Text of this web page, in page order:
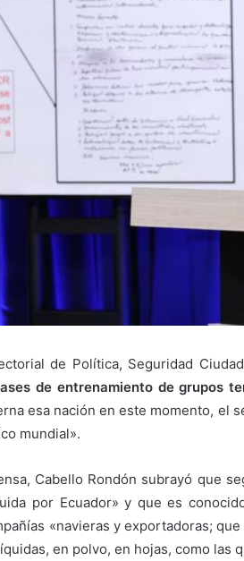
de Política, Seguridad
de entrenamiento de grupos
esa nación en este momento, el
mundial».
Cabello Rondón subrayó que
por Ecuador» y que es
«navieras y exportadoras;
en polvo, en hojas, como las